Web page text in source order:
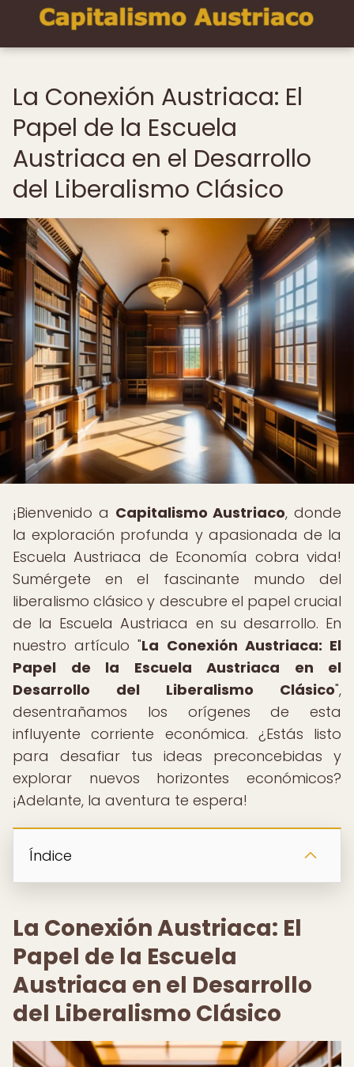
La Conexión Austriaca: El
Papel de la Escuela
Austriaca en el Desarrollo
del Liberalismo Clásico
¡Bienvenido a Capitalismo Austriaco, donde
la exploración profunda y apasionada de la
Escuela Austriaca de Economía cobra vida!
Sumérgete en el fascinante mundo del
liberalismo clásico y descubre el papel crucial
de la Escuela Austriaca en su desarrollo. En
nuestro artículo "La Conexión Austriaca: El
Papel de la Escuela Austriaca en el
Desarrollo del Liberalismo Clásico",
desentrañamos los orígenes de esta
influyente corriente económica. ¿Estás listo
para desafiar tus ideas preconcebidas y
explorar nuevos horizontes económicos?
¡Adelante, la aventura te espera!
Índice
La Conexión Austriaca: El
Papel de la Escuela
Austriaca en el Desarrollo
del Liberalismo Clásico